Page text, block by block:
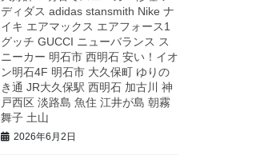
ディダス adidas stansmith Nike ナ
イキ エアマックス エアフォース1
グッチ GUCCI ニューバランス ス
ニーカー 明石市 西明石 安い！イオ
ン明石4F 明石市 大久保町 ゆりの
き通 JR大久保駅 西明石 加古川 神
戸西区 淡路島 魚住 江井が島 朝霧
舞子 土山
2026年6月2日